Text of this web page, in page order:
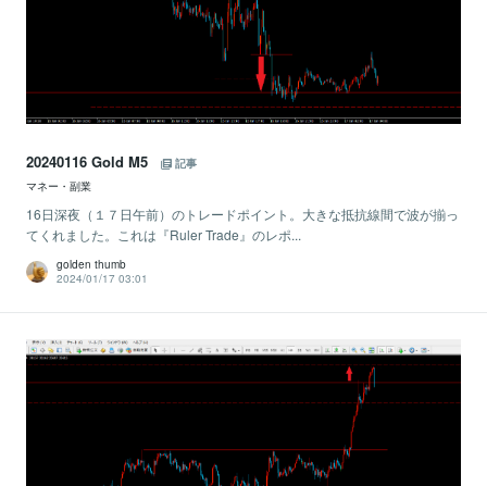
20240116 Gold M5
記事
マネー・副業
16日深夜（１７日午前）のトレードポイント。大きな抵抗線間で波が揃っ
てくれました。これは『Ruler Trade』のレポ...
golden thumb
2024/01/17 03:01